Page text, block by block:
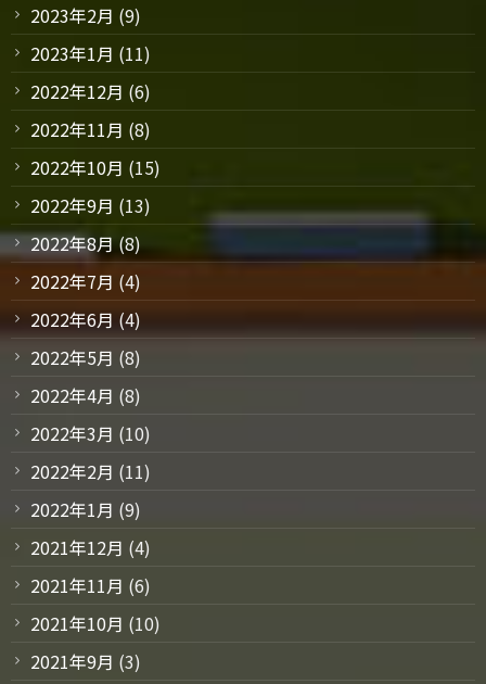
2023年2月 (9)
2023年1月 (11)
2022年12月 (6)
2022年11月 (8)
2022年10月 (15)
2022年9月 (13)
2022年8月(8)
2022年7月 (4)
2022年6月 (4)
2022年5月 (8)
2022年4月 (8)
2022年3月 (10)
2022年2月 (11)
2022年1月 (9)
2021年12月 (4)
2021年11月 (6)
2021年10月 (10)
2021年9月 (3)